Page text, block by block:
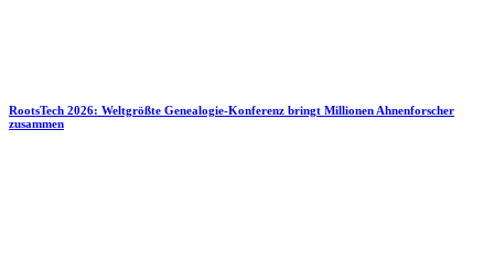
RootsTech 2026: Weltgrößte Genealogie-Konferenz bringt Millionen Ahnenforscher
zusammen